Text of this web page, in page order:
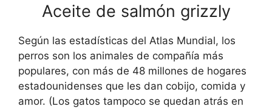
Aceite de salmón grizzly
Según las estadísticas del Atlas Mundial, los
perros son los animales de compañía más
populares, con más de 48 millones de hogares
estadounidenses que les dan cobijo, comida y
amor. (Los gatos tampoco se quedan atrás en